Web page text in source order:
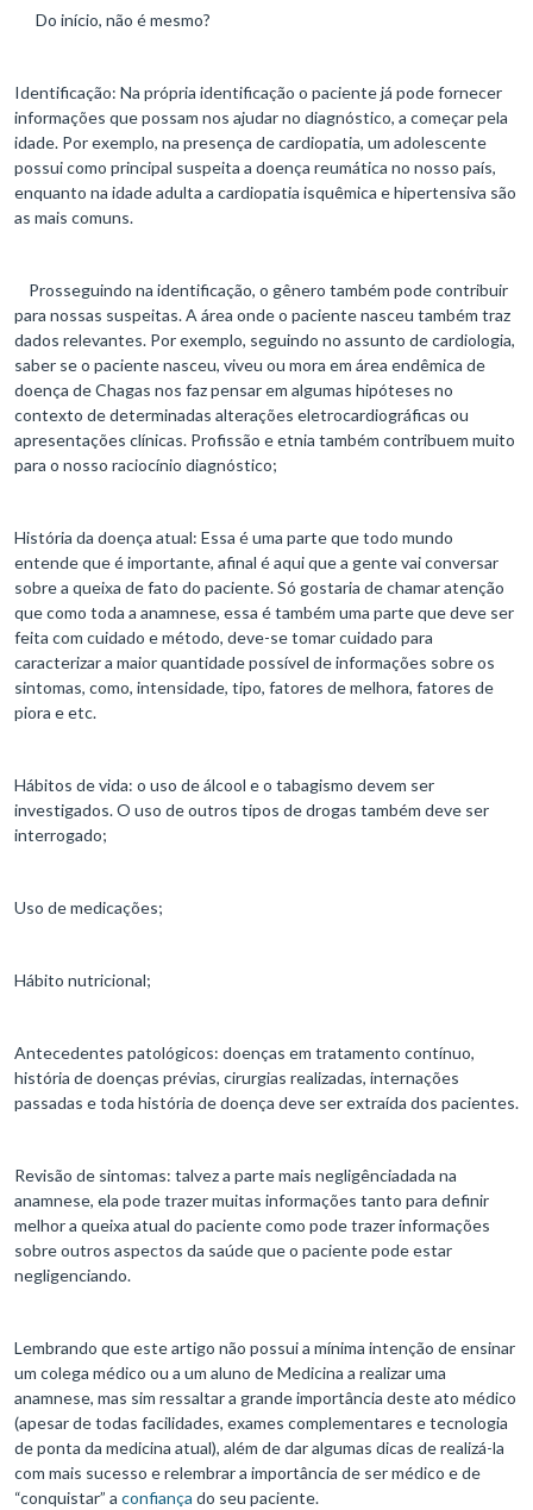
Do início, não é mesmo?
Identificação: Na própria identificação o paciente já pode fornecer
informações que possam nos ajudar no diagnóstico, a começar pela
idade. Por exemplo, na presença de cardiopatia, um adolescente
possui como principal suspeita a doença reumática no nosso país,
enquanto na idade adulta a cardiopatia isquêmica e hipertensiva são
as mais comuns.
Prosseguindo na identificação, o gênero também pode contribuir
para nossas suspeitas. A área onde o paciente nasceu também traz
dados relevantes. Por exemplo, seguindo no assunto de cardiologia,
saber se o paciente nasceu, viveu ou mora em área endêmica de
doença de Chagas nos faz pensar em algumas hipóteses no
contexto de determinadas alterações eletrocardiográficas ou
apresentações clínicas. Profissão e etnia também contribuem muito
para o nosso raciocínio diagnóstico;
História da doença atual: Essa é uma parte que todo mundo
entende que é importante, afinal é aqui que a gente vai conversar
sobre a queixa de fato do paciente. Só gostaria de chamar atenção
que como toda a anamnese, essa é também uma parte que deve ser
feita com cuidado e método, deve-se tomar cuidado para
caracterizar a maior quantidade possível de informações sobre os
sintomas, como, intensidade, tipo, fatores de melhora, fatores de
piora e etc.
Hábitos de vida: o uso de álcool e o tabagismo devem ser
investigados. O uso de outros tipos de drogas também deve ser
interrogado;
Uso de medicações;
Hábito nutricional;
Antecedentes patológicos: doenças em tratamento contínuo,
história de doenças prévias, cirurgias realizadas, internações
passadas e toda história de doença deve ser extraída dos pacientes.
Revisão de sintomas: talvez a parte mais negligênciadada na
anamnese, ela pode trazer muitas informações tanto para definir
melhor a queixa atual do paciente como pode trazer informações
sobre outros aspectos da saúde que o paciente pode estar
negligenciando.
Lembrando que este artigo não possui a mínima intenção de ensinar
um colega médico ou a um aluno de Medicina a realizar uma
anamnese, mas sim ressaltar a grande importância deste ato médico
(apesar de todas facilidades, exames complementares e tecnologia
de ponta da medicina atual), além de dar algumas dicas de realizá-la
com mais sucesso e relembrar a importância de ser médico e de
“conquistar” a confiança do seu paciente.